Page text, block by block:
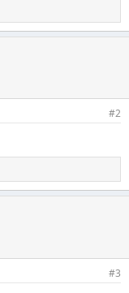
#2
#3